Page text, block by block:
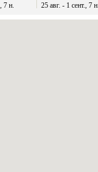
7 н. 25 авг. - 1 сент., 7 н.